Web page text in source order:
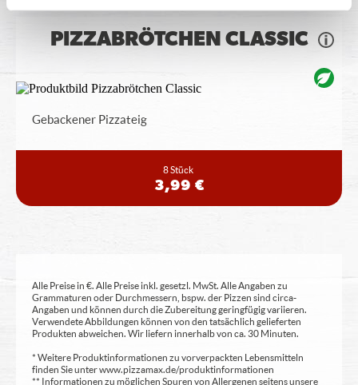
PIZZABRÖTCHEN CLASSIC
Gebackener Pizzateig
8 Stück
3,99 €
Alle Preise in €. Alle Preise inkl. gesetzl. MwSt. Alle Angaben zu
Grammaturen oder Durchmessern, bspw. der Pizzen sind circa-
Angaben und können durch die Zubereitung geringfügig variieren.
Verwendete Abbildungen können von den tatsächlich gelieferten
Produkten abweichen. Wir liefern innerhalb von ca. 30 Minuten.
* Weitere Produktinformationen zu vorverpackten Lebensmitteln
finden Sie unter www.pizzamax.de/produktinformationen
** Informationen zu möglichen Spuren von Allergenen seitens unsere